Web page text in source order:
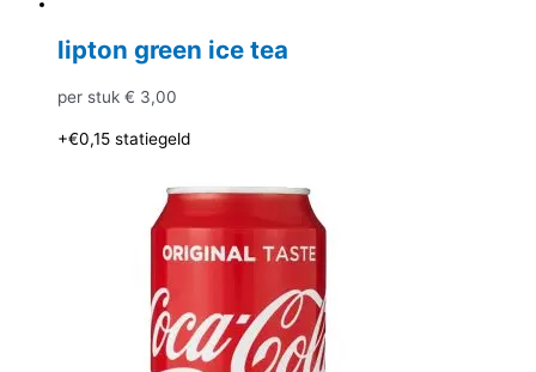
lipton green ice tea
per stuk € 3,00
+€0,15 statiegeld